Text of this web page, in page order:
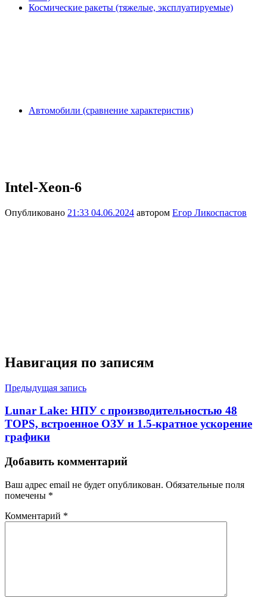
Космические ракеты (тяжелые, эксплуатируемые)
Автомобили (сравнение характеристик)
Intel-Xeon-6
Опубликовано 21:33 04.06.2024 автором Егор Ликоспастов
Навигация по записям
Предыдущая запись
Lunar Lake: НПУ с производительностью 48
TOPS, встроенное ОЗУ и 1.5-кратное ускорение
графики
Добавить комментарий
Ваш адрес email не будет опубликован. Обязательные поля
помечены *
Комментарий *